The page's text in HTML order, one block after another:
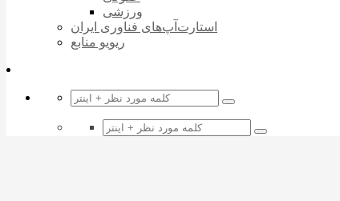
ورزشی
استارت‌آپ‌های فناوری ایران
ریویو منابع